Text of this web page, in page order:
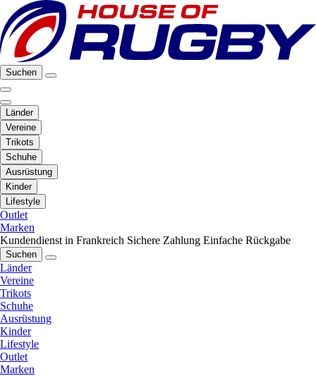
Suchen
Länder
Vereine
Trikots
Schuhe
Ausrüstung
Kinder
Lifestyle
Outlet
Marken
Kundendienst in Frankreich Sichere Zahlung Einfache Rückgabe
Suchen
Länder
Vereine
Trikots
Schuhe
Ausrüstung
Kinder
Lifestyle
Outlet
Marken